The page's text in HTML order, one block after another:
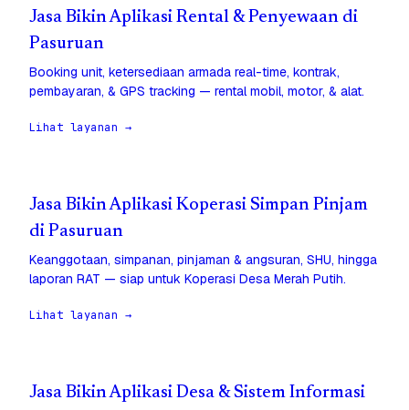
Jasa Bikin Aplikasi Rental & Penyewaan di
Pasuruan
Booking unit, ketersediaan armada real-time, kontrak,
pembayaran, & GPS tracking — rental mobil, motor, & alat.
Lihat layanan →
Jasa Bikin Aplikasi Koperasi Simpan Pinjam
di Pasuruan
Keanggotaan, simpanan, pinjaman & angsuran, SHU, hingga
laporan RAT — siap untuk Koperasi Desa Merah Putih.
Lihat layanan →
Jasa Bikin Aplikasi Desa & Sistem Informasi